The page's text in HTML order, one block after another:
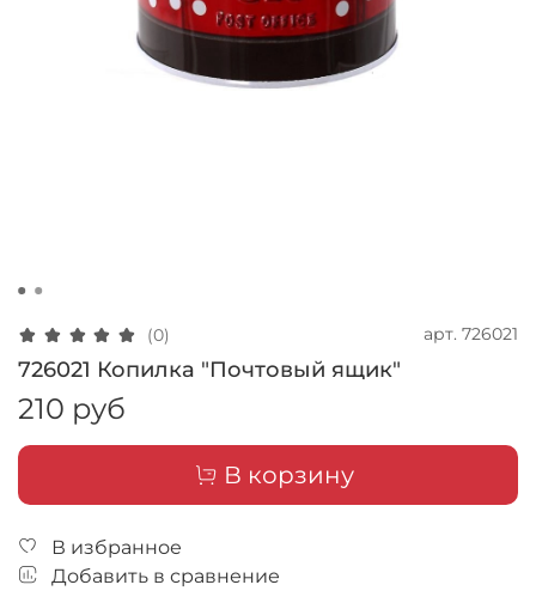
(0) арт. 726021
726021 Копилка "Почтовый ящик"
210 руб
В корзину
В избранное
Добавить в сравнение